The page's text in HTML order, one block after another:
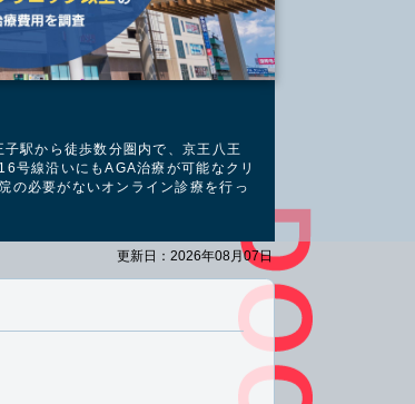
駅から徒歩数分圏内で、京王八王
号線沿いにもAGA治療が可能なクリ
の必要がないオンライン診療を行っ
更新日：2026年08月07日